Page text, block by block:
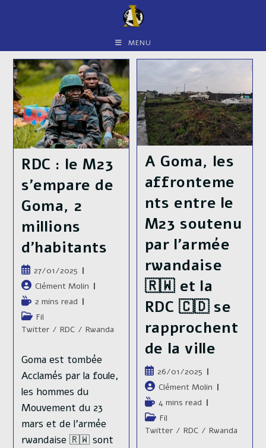
MENU
RDC : le M23
s’empare de
Goma, 2
millions
d’habitants
Publication
publiée :
27/01/2025
Auteur/autrice
de
la
publication :
Clément Molin
Temps
de
lecture :
2 mins read
Post
category:
Fil
Twitter / RDC / Rwanda
Goma est tombée
Acclamés par la foule,
les hommes du
Mouvement du 23
mars et de l'armée
rwandaise 🇷🇼 sont
A Goma, les
affronteme
nts entre le
M23 soutenu
par l’armée
rwandaise
🇷🇼 et la
RDC 🇨🇩 se
rapprochent
de la ville
Publication
publiée :
26/01/2025
Auteur/autrice
de
la
publication :
Clément Molin
Temps
de
lecture :
4 mins read
Post
category:
Fil
Twitter / RDC / Rwanda